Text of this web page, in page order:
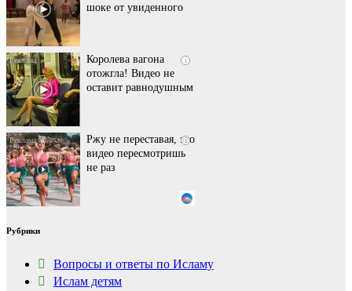
шоке от увиденного
i
Королева вагона
отожгла! Видео не
оставит равнодушным
i
Ржу не переставая, это
видео пересмотришь
не раз
Рубрики
Вопросы и ответы по Исламу
Ислам детям